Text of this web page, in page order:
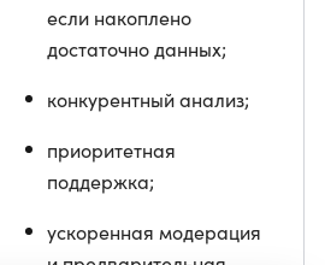
если накоплено
достаточно данных;
конкурентный анализ;
приоритетная
поддержка;
ускоренная модерация